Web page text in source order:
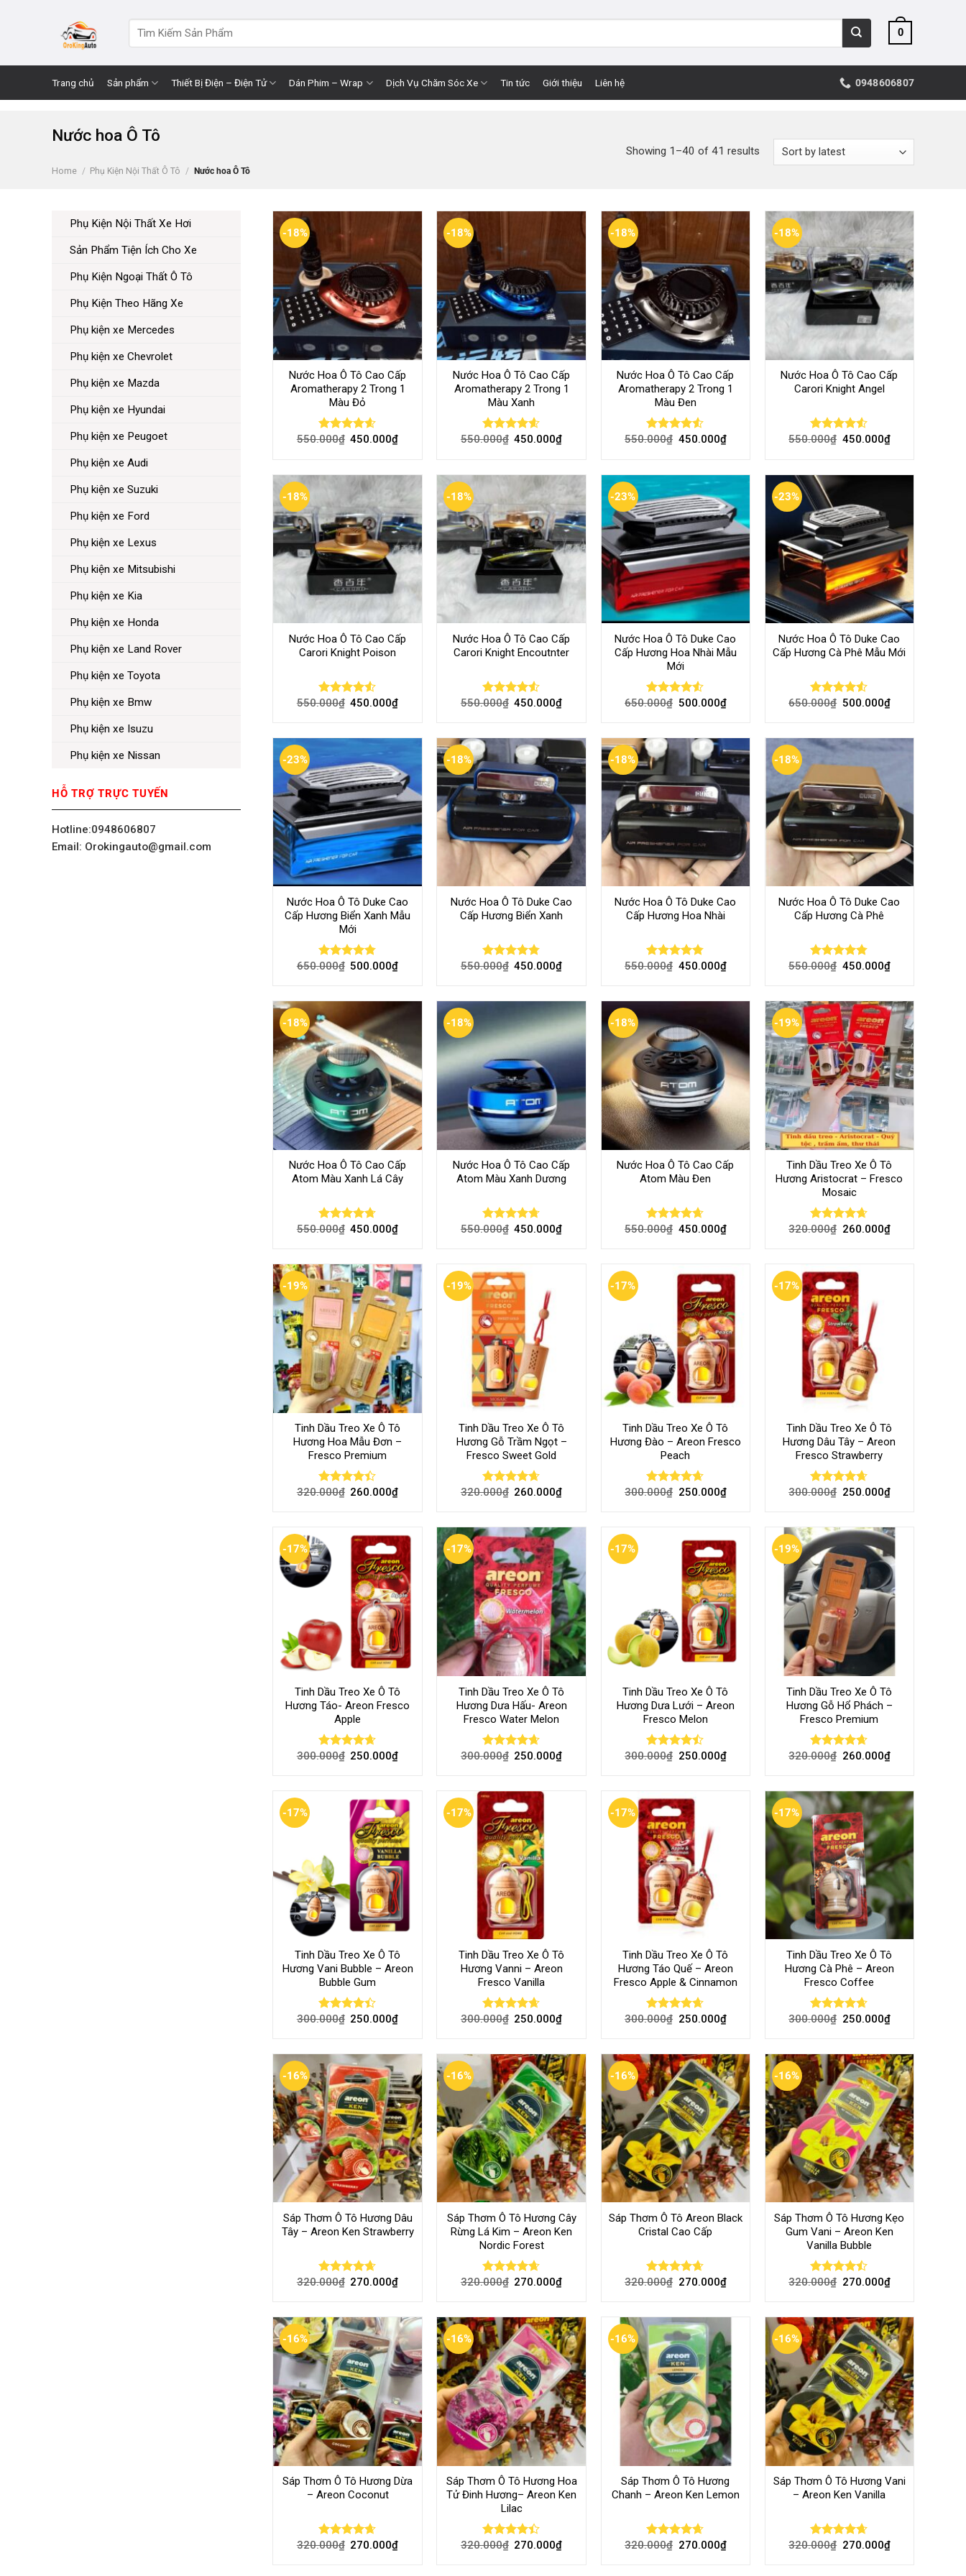
for:
0
Trang chủ Sản phẩm Thiết Bị Điện – Điện Tử Dán Phim – Wrap Dịch Vụ Chăm Sóc Xe Tin tức Giới thiệu Liên hệ 0948606807
Nước hoa Ô Tô
Home / Phụ Kiện Nội Thất Ô Tô / Nước hoa Ô Tô
Showing 1–40 of 41 results
Phụ Kiện Nội Thất Xe Hơi
Sản Phẩm Tiện Ích Cho Xe
Phụ Kiện Ngoại Thất Ô Tô
Phụ Kiện Theo Hãng Xe
Phụ kiện xe Mercedes
Phụ kiện xe Chevrolet
Phụ kiện xe Mazda
Phụ kiện xe Hyundai
Phụ kiện xe Peugoet
Phụ kiện xe Audi
Phụ kiện xe Suzuki
Phụ kiện xe Ford
Phụ kiện xe Lexus
Phụ kiện xe Mitsubishi
Phụ kiện xe Kia
Phụ kiện xe Honda
Phụ kiện xe Land Rover
Phụ kiện xe Toyota
Phụ kiện xe Bmw
Phụ kiện xe Isuzu
Phụ kiện xe Nissan
HỖ TRỢ TRỰC TUYẾN
Hotline:0948606807
Email: Orokingauto@gmail.com
-18%
Nước Hoa Ô Tô Cao Cấp
Aromatherapy 2 Trong 1
Màu Đỏ
Rated4.54
550.000₫ 450.000₫
-18%
Nước Hoa Ô Tô Cao Cấp
Aromatherapy 2 Trong 1
Màu Xanh
Rated4.53
550.000₫ 450.000₫
-18%
Nước Hoa Ô Tô Cao Cấp
Aromatherapy 2 Trong 1
Màu Đen
Rated
550.000₫ 450.000₫
-18%
Nước Hoa Ô Tô Cao Cấp
Carori Knight Angel
Rated
550.000₫ 450.000₫
-18%
Nước Hoa Ô Tô Cao Cấp
Carori Knight Poison
Rated
550.000₫ 450.000₫
-18%
Nước Hoa Ô Tô Cao Cấp
Carori Knight Encoutnter
Rated
550.000₫ 450.000₫
-23%
Nước Hoa Ô Tô Duke Cao
Cấp Hương Hoa Nhài Mẫu
Mới
Rated
650.000₫ 500.000₫
-23%
Nước Hoa Ô Tô Duke Cao
Cấp Hương Cà Phê Mẫu Mới
Rated
650.000₫ 500.000₫
-23%
Nước Hoa Ô Tô Duke Cao
Cấp Hương Biển Xanh Mẫu
Mới
Rated4.74
650.000₫ 500.000₫
-18%
Nước Hoa Ô Tô Duke Cao
Cấp Hương Biển Xanh
Rated4.73
550.000₫ 450.000₫
-18%
Nước Hoa Ô Tô Duke Cao
Cấp Hương Hoa Nhài
Rated4.73
550.000₫ 450.000₫
-18%
Nước Hoa Ô Tô Duke Cao
Cấp Hương Cà Phê
Rated4.70
550.000₫ 450.000₫
-18%
Nước Hoa Ô Tô Cao Cấp
Atom Màu Xanh Lá Cây
Rated4.70
550.000₫ 450.000₫
-18%
Nước Hoa Ô Tô Cao Cấp
Atom Màu Xanh Dương
Rated4.70
550.000₫ 450.000₫
-18%
Nước Hoa Ô Tô Cao Cấp
Atom Màu Đen
Rated4.64
550.000₫ 450.000₫
-19%
Tinh Dầu Treo Xe Ô Tô
Hương Aristocrat – Fresco
Mosaic
Rated 4.60
320.000₫ 260.000₫
-19%
Tinh Dầu Treo Xe Ô Tô
Hương Hoa Mẫu Đơn –
Fresco Premium
Rated
320.000₫ 260.000₫
-19%
Tinh Dầu Treo Xe Ô Tô
Hương Gỗ Trầm Ngọt –
Fresco Sweet Gold
Rated4.60
320.000₫ 260.000₫
-17%
Tinh Dầu Treo Xe Ô Tô
Hương Đào – Areon Fresco
Peach
Rated 4.60
300.000₫ 250.000₫
-17%
Tinh Dầu Treo Xe Ô Tô
Hương Dâu Tây – Areon
Fresco Strawberry
Rated 4.60
300.000₫ 250.000₫
-17%
Tinh Dầu Treo Xe Ô Tô
Hương Táo- Areon Fresco
Apple
Rated4.60
300.000₫ 250.000₫
-17%
Tinh Dầu Treo Xe Ô Tô
Hương Dưa Hấu- Areon
Fresco Water Melon
Rated4.60
300.000₫ 250.000₫
-17%
Tinh Dầu Treo Xe Ô Tô
Hương Dưa Lưới – Areon
Fresco Melon
Rated
300.000₫ 250.000₫
-19%
Tinh Dầu Treo Xe Ô Tô
Hương Gỗ Hổ Phách –
Fresco Premium
Rated 4.60
320.000₫ 260.000₫
-17%
Tinh Dầu Treo Xe Ô Tô
Hương Vani Bubble – Areon
Bubble Gum
Rated
300.000₫ 250.000₫
-17%
Tinh Dầu Treo Xe Ô Tô
Hương Vanni – Areon
Fresco Vanilla
Rated4.60
300.000₫ 250.000₫
-17%
Tinh Dầu Treo Xe Ô Tô
Hương Táo Quế – Areon
Fresco Apple & Cinnamon
Rated 4.60
300.000₫ 250.000₫
-17%
Tinh Dầu Treo Xe Ô Tô
Hương Cà Phê – Areon
Fresco Coffee
Rated 4.60
300.000₫ 250.000₫
-16%
Sáp Thơm Ô Tô Hương Dâu
Tây – Areon Ken Strawberry
Rated4.60
320.000₫ 270.000₫
-16%
Sáp Thơm Ô Tô Hương Cây
Rừng Lá Kim – Areon Ken
Nordic Forest
Rated4.60
320.000₫ 270.000₫
-16%
Sáp Thơm Ô Tô Areon Black
Cristal Cao Cấp
Rated 4.60
320.000₫ 270.000₫
-16%
Sáp Thơm Ô Tô Hương Kẹo
Gum Vani – Areon Ken
Vanilla Bubble
Rated
320.000₫ 270.000₫
-16%
Sáp Thơm Ô Tô Hương Dừa
– Areon Coconut
Rated4.60
320.000₫ 270.000₫
-16%
Sáp Thơm Ô Tô Hương Hoa
Tử Đinh Hương– Areon Ken
Lilac
Rated
320.000₫ 270.000₫
-16%
Sáp Thơm Ô Tô Hương
Chanh – Areon Ken Lemon
Rated 4.60
320.000₫ 270.000₫
-16%
Sáp Thơm Ô Tô Hương Vani
– Areon Ken Vanilla
Rated 4.60
320.000₫ 270.000₫